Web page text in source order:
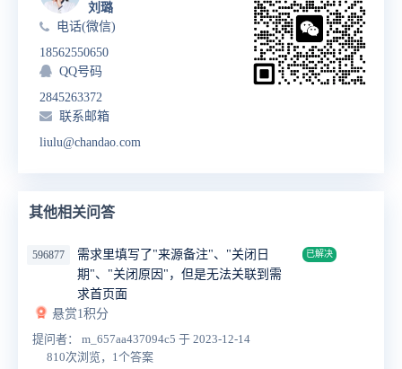
刘璐
电话(微信)
18562550650
QQ号码
2845263372
联系邮箱
liulu@chandao.com
其他相关问答
596877
需求里填写了"来源备注"、"关闭日
期"、"关闭原因"，但是无法关联到需
求首页面
已解决
悬赏1积分
提问者： m_657aa437094c5 于 2023-12-14
810次浏览，1个答案